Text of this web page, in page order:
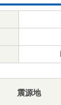
震源地